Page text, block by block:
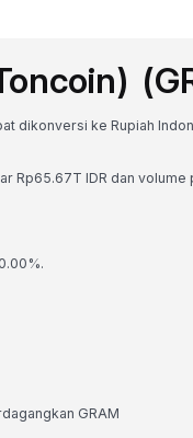
dikonversi ke Rupiah
Rp65.67T IDR dan volume
GRAM